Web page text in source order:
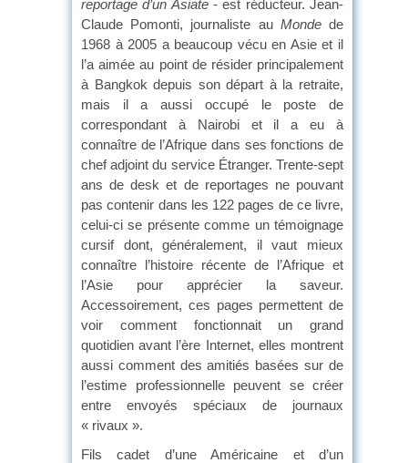
reportage d’un Asiate - est réducteur. Jean-
Claude Pomonti, journaliste au Mondede
1968 à 2005 a beaucoup vécu en Asie et il
l’a aimée au point de résider principalement
à Bangkok depuis son départ à la retraite,
mais il a aussi occupé le poste de
correspondant à Nairobi et il a eu à
connaître de l’Afrique dans ses fonctions de
chef adjoint du service Étranger. Trente-sept
ans de desk et de reportages ne pouvant
pas contenir dans les 122 pages de ce livre,
celui-ci se présente comme un témoignage
cursif dont, généralement, il vaut mieux
connaître l’histoire récente de l’Afrique et
l’Asie pour apprécier la saveur.
Accessoirement, ces pages permettent de
voir comment fonctionnait un grand
quotidien avant l’ère Internet, elles montrent
aussi comment des amitiés basées sur de
l’estime professionnelle peuvent se créer
entre envoyés spéciaux de journaux
« rivaux ».
Fils cadet d’une Américaine et d’un